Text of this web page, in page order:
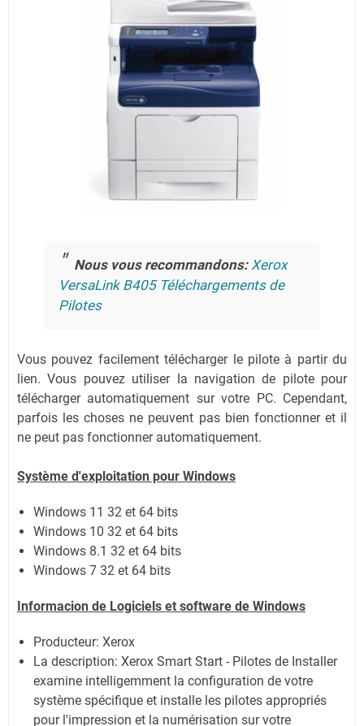
Nous vous recommandons: Xerox
VersaLink B405 Téléchargements de
Pilotes
Vous pouvez facilement télécharger le pilote à partir du
lien.Vous pouvez utiliser la navigation de pilote pour
télécharger automatiquement sur votre PC. Cependant,
parfois les choses ne peuvent pas bien fonctionner et il
ne peut pas fonctionner automatiquement.
Système d'exploitation pour Windows
Windows 11 32 et 64 bits
Windows 10 32 et 64 bits
Windows 8.1 32 et 64 bits
Windows 7 32 et 64 bits
Informacion de Logiciels et software de Windows
Producteur: Xerox
La description: Xerox Smart Start - Pilotes de Installer
examine intelligemment la configuration de votre
système spécifique et installe les pilotes appropriés
pour l'impression et la numérisation sur votre